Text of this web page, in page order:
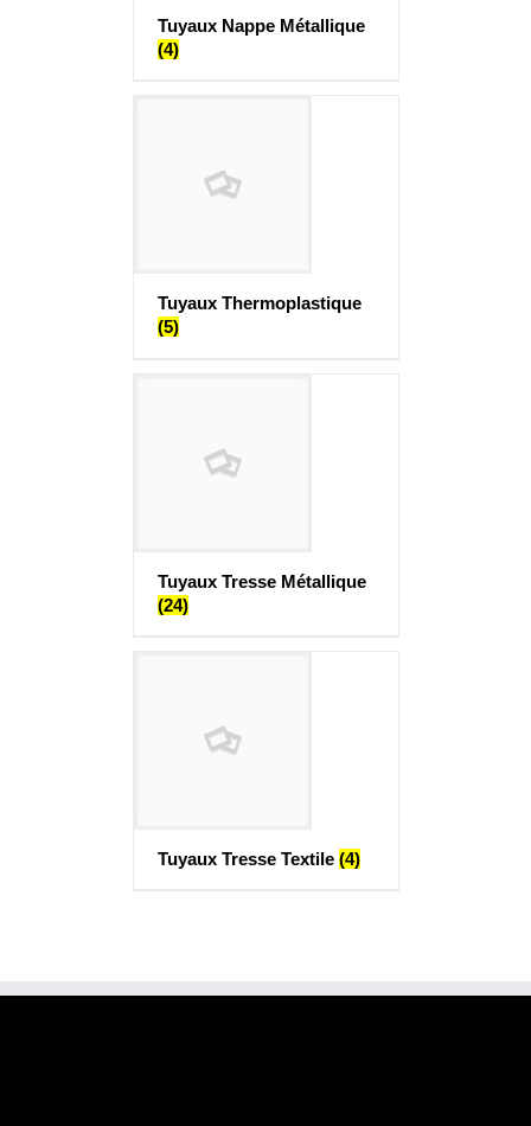
Tuyaux Nappe Métallique
(4)
Tuyaux Thermoplastique
(5)
Tuyaux Tresse Métallique
(24)
Tuyaux Tresse Textile (4)